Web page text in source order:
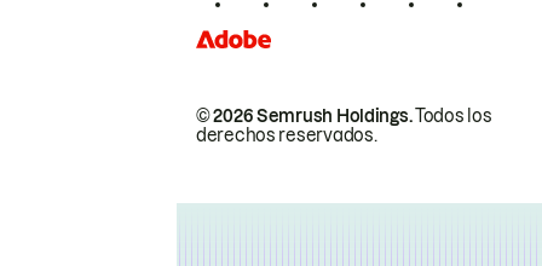
© 2026 Semrush Holdings.Todos los
derechos reservados.